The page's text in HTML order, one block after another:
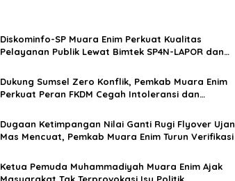
Diskominfo-SP Muara Enim Perkuat Kualitas
Pelayanan Publik Lewat Bimtek SP4N-LAPOR dan
Dukung Sumsel Zero Konflik, Pemkab Muara Enim
Perkuat Peran FKDM Cegah Intoleransi dan
Dugaan Ketimpangan Nilai Ganti Rugi Flyover Ujan
Mas Mencuat, Pemkab Muara Enim Turun Verifikasi
Ketua Pemuda Muhammadiyah Muara Enim Ajak
Masyarakat Tak Terprovokasi Isu Politik